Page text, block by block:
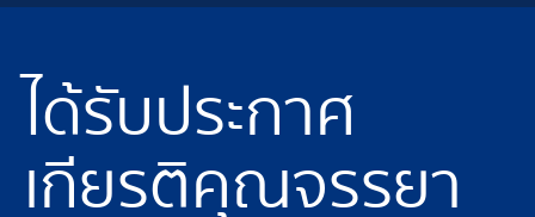
ได้รับประกาศ
เกียรติคุณจรรยา